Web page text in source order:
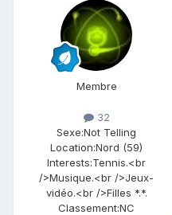
Membre
32
Sexe:Not Telling
Location:Nord (59)
Interests:Tennis.<br
/>Musique.<br />Jeux-
vidéo.<br />Filles *.*.
Classement:NC